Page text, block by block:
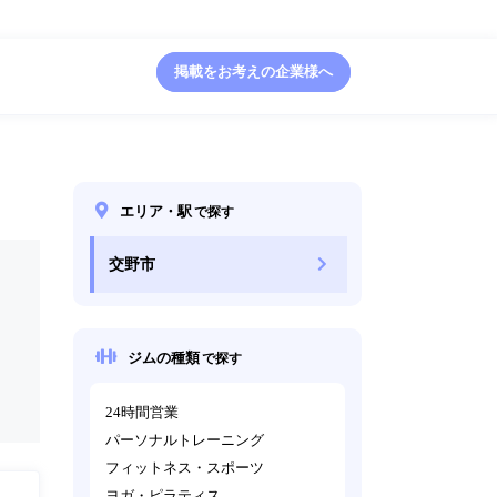
掲載をお考えの企業様へ
エリア・駅で探す
交野市
ジムの種類で探す
24時間営業
パーソナルトレーニング
フィットネス・スポーツ